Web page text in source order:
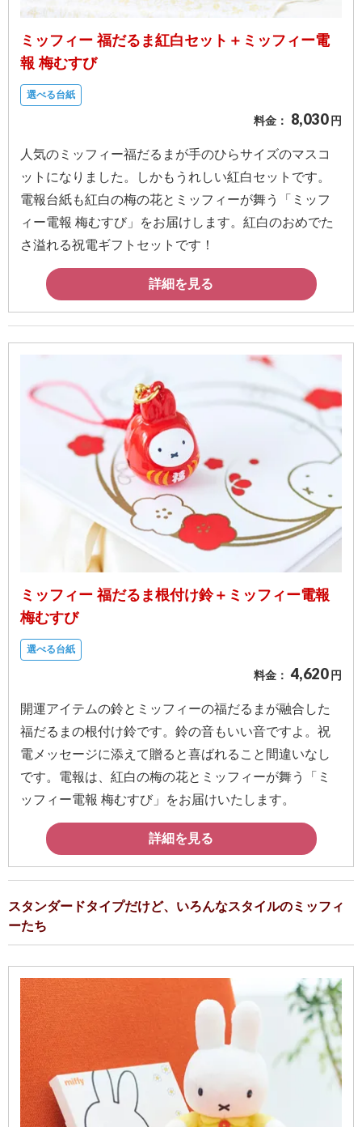
ハ
ー
ト
ラ
ボ
お
問
い
せ
ミッフィー 福だるま紅白セット＋ミッフィー電
報 梅むすび
選べる台紙
料金： 8,030 円
人気のミッフィー福だるまが手のひらサイズのマスコ
ットになりました。しかもうれしい紅白セットです。
電報台紙も紅白の梅の花とミッフィーが舞う「ミッフ
ィー電報 梅むすび」をお届けします。紅白のおめでた
さ溢れる祝電ギフトセットです！
詳細を見る
ミッフィー 福だるま根付け鈴＋ミッフィー電報
梅むすび
選べる台紙
料金： 4,620 円
開運アイテムの鈴とミッフィーの福だるまが融合した
福だるまの根付け鈴です。鈴の音もいい音ですよ。祝
電メッセージに添えて贈ると喜ばれること間違いなし
です。電報は、紅白の梅の花とミッフィーが舞う「ミ
ッフィー電報 梅むすび」をお届けいたします。
詳細を見る
スタンダードタイプだけど、いろんなスタイルのミッフィ
ーたち